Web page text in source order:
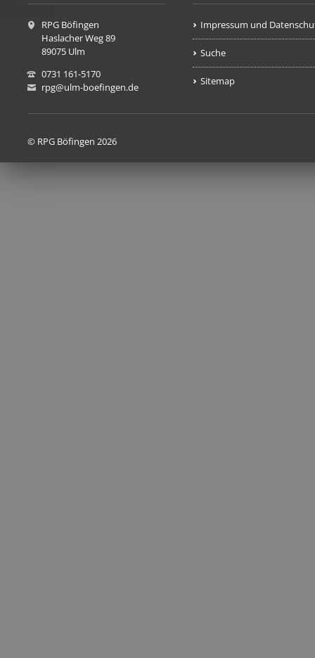
RPG Böfingen
Haslacher Weg 89
89075 Ulm
0731 161-5170
rpg@ulm-boefingen.de
Impressum und
Suche
Sitemap
© RPG Böfingen 2026